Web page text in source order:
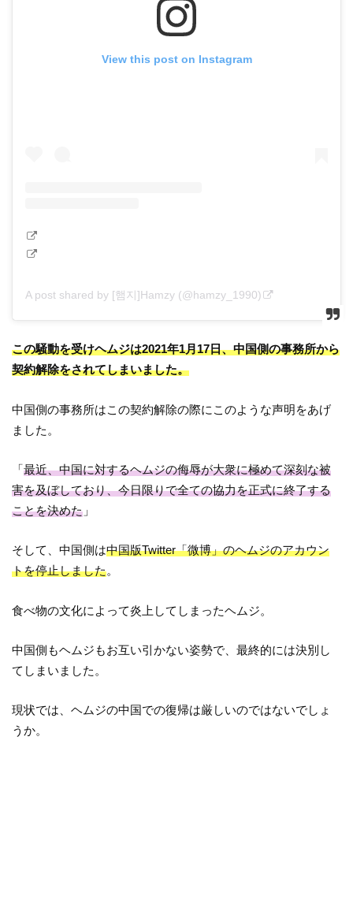
View this post on Instagram
A post shared by [햄지]Hamzy (@hamzy_1990)
この騒動を受けヘムジは2021年1月17日、中国側の事務所から
契約解除をされてしまいました。
中国側の事務所はこの契約解除の際にこのような声明をあげ
ました。
「最近、中国に対するヘムジの侮辱が大衆に極めて深刻な被
害を及ぼしており、今日限りで全ての協力を正式に終了する
ことを決めた 」
そして、中国側は中国版Twitter「微博」のヘムジのアカウン
トを停止しました。
食べ物の文化によって炎上してしまったヘムジ。
中国側もヘムジもお互い引かない姿勢で、最終的には決別し
てしまいました。
現状では、ヘムジの中国での復帰は厳しいのではないでしょ
うか。